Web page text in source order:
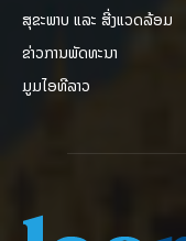
ສຸຂະພາບ ແລະ ສີ່ງແວດລ້ອມ
ຂ່າວການພັດທະນາ
ມູມໄອທີລາວ